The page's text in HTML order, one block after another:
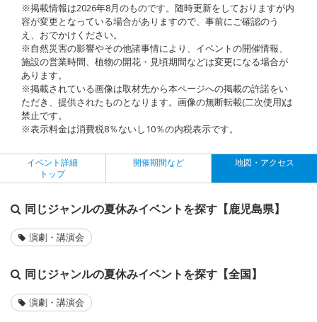
※掲載情報は2026年8月のものです。随時更新をしておりますが内
容が変更となっている場合がありますので、事前にご確認のう
え、おでかけください。
※自然災害の影響やその他諸事情により、イベントの開催情報、
施設の営業時間、植物の開花・見頃期間などは変更になる場合が
あります。
※掲載されている画像は取材先から本ページへの掲載の許諾をい
ただき、提供されたものとなります。画像の無断転載(二次使用)は
禁止です。
※表示料金は消費税8％ないし10％の内税表示です。
イベント詳細
トップ
開催期間など 地図・アクセス
同じジャンルの夏休みイベントを探す【鹿児島県】
演劇・講演会
同じジャンルの夏休みイベントを探す【全国】
演劇・講演会